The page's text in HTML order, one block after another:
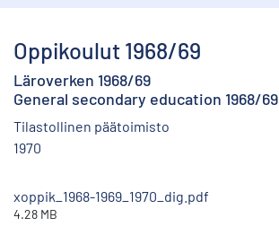
Oppikoulut 1968/69
Läroverken 1968/69
General secondary education 1968/69
Tilastollinen päätoimisto
1970
xoppik_1968-1969_1970_dig.pdf
4.28 MB